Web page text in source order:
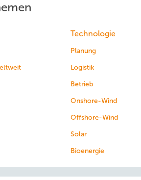
Technologie
Planung
Logistik
Betrieb
Onshore-Wind
Offshore-Wind
Solar
Bioenergie